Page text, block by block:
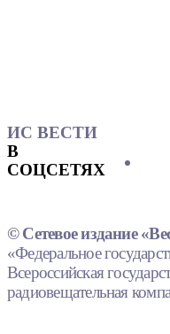
ИС ВЕСТИ
В
СОЦСЕТЯХ
© Сетевое издание
«Федеральное
Всероссийская
радиовещательная